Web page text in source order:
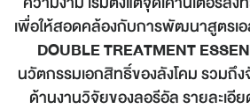
เพื่อให้สอดคล้องกับการพัฒนาสูตรเ
DOUBLE TREATMENT
นวัตกรรมเอกสิทธิ์ของลังโคม รวมถึ
ด้านงานวิจัยของลอรีอัล รายละเอี